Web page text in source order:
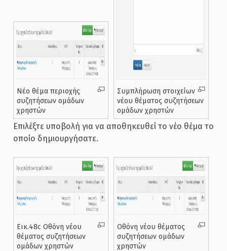
Νέο θέμα περιοχής
συζητήσεων ομάδων
χρηστών
Συμπλήρωση στοιχείων
νέου θέματος συζητήσεων
ομάδων χρηστών
Επιλέξτε υποβολή για να αποθηκευθεί το νέο θέμα το
οποίο δημιουργήσατε.
Εικ.48c Οθόνη νέου
θέματος συζητήσεων
ομάδων χρηστών
Οθόνη νέου θέματος
συζητήσεων ομάδων
χρηστών